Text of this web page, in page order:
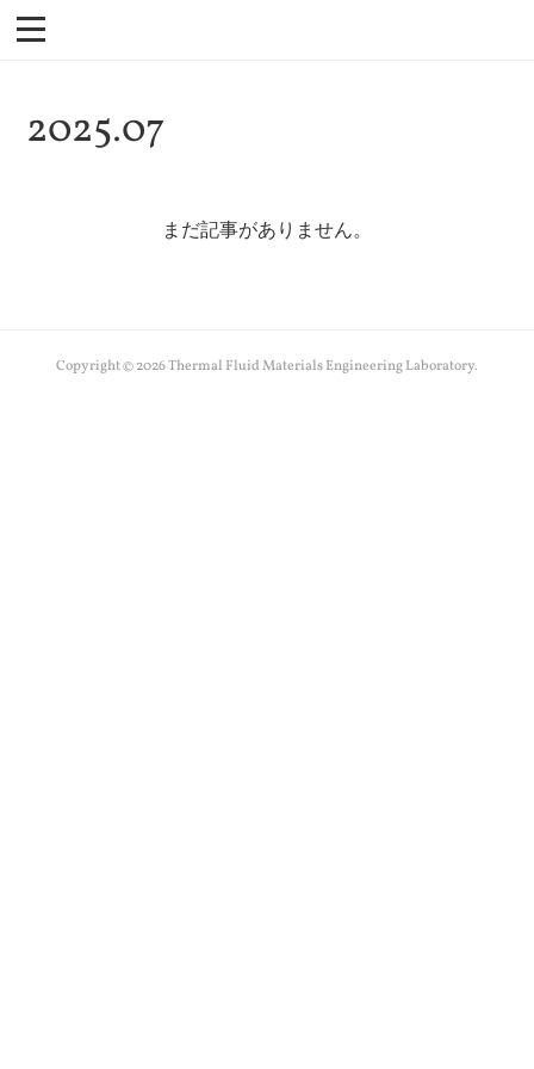
2025.07
まだ記事がありません。
Copyright ©2026Thermal Fluid Materials Engineering Laboratory.